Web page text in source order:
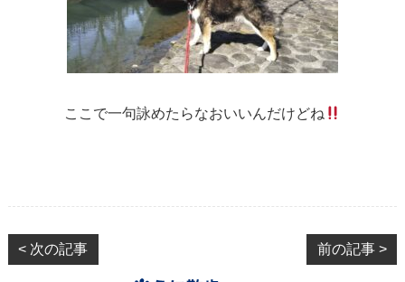
ここで一句詠めたらなおいいんだけどね
< 次の記事 前の記事 >